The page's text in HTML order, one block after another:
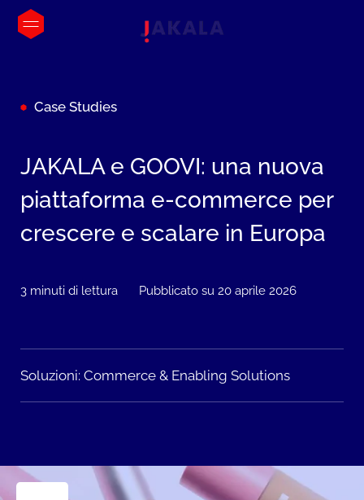
Case Studies
JAKALA e GOOVI: una nuova
piattaforma e-commerce per
crescere e scalare in Europa
3 minuti di lettura Pubblicato su 20 aprile 2026
Soluzioni:Commerce & Enabling Solutions